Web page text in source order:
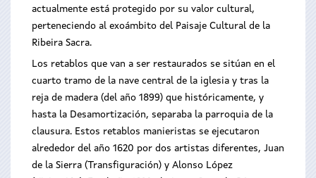
actualmente está protegido por su valor cultural,
perteneciendo al exoámbito del Paisaje Cultural de la
Ribeira Sacra.
Los retablos que van a ser restaurados se sitúan en el
cuarto tramo de la nave central de la iglesia y tras la
reja de madera (del año 1899) que históricamente, y
hasta la Desamortización, separaba la parroquia de la
clausura. Estos retablos manieristas se ejecutaron
alrededor del año 1620 por dos artistas diferentes, Juan
de la Sierra (Transfiguración) y Alonso López